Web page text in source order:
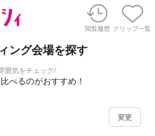
閲覧履歴 クリップ一覧
ング会場を探す
囲気をチェック
べるのがおすすめ！
変更